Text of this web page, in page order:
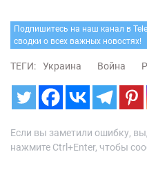
Подпишитесь на наш канал в
сводки о всех важных новостях!
ТЕГИ: Украина Война
Если вы заметили ошибку,
нажмите Ctrl+Enter, чтобы